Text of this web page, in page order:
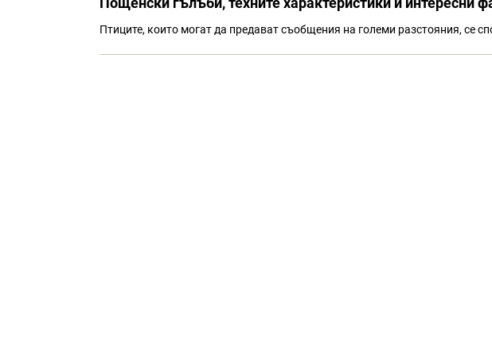
Птиците, които могат да предават съобщения на големи разстояния, се